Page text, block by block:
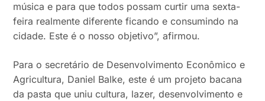
música e para que todos possam curtir uma sexta-
feira realmente diferente ficando e consumindo na
cidade. Este é o nosso objetivo”, afirmou.
Para o secretário de Desenvolvimento Econômico e
Agricultura, Daniel Balke, este é um projeto bacana
da pasta que uniu cultura, lazer, desenvolvimento e